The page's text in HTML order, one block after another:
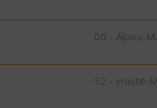
06 - Alpes-
52 - Haute-